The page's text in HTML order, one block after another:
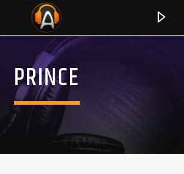
PRINCE